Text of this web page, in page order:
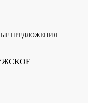
ПРЕДЛОЖЕНИЯ